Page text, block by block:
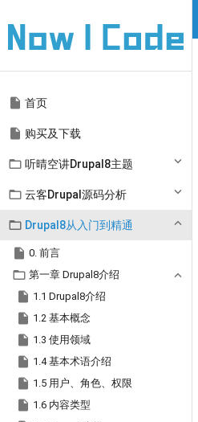
内
Main
navigation
 首页
 购买及下载
 听晴空讲Drupal8主题
 云客Drupal源码分析
 Drupal8从入门到精通
 0. 前言
 第一章 Drupal8介绍
 1.1 Drupal8介绍
 1.2 基本概念
 1.3 使用领域
 1.4 基本术语介绍
 1.5 用户、角色、权限
 1.6 内容类型